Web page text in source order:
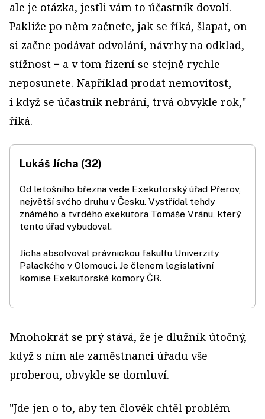
ale je otázka, jestli vám to účastník dovolí.
Pakliže po něm začnete, jak se říká, šlapat, on
si začne podávat odvolání, návrhy na odklad,
stížnost − a v tom řízení se stejně rychle
neposunete. Například prodat nemovitost,
i když se účastník nebrání, trvá obvykle rok,"
říká.
Lukáš Jícha (32)
Od letošního března vede Exekutorský úřad Přerov,
největší svého druhu v Česku. Vystřídal tehdy
známého a tvrdého exekutora Tomáše Vránu, který
tento úřad vybudoval.
Jícha absolvoval právnickou fakultu Univerzity
Palackého v Olomouci. Je členem legislativní
komise Exekutorské komory ČR.
Mnohokrát se prý stává, že je dlužník útočný,
když s ním ale zaměstnanci úřadu vše
proberou, obvykle se domluví.
"Jde jen o to, aby ten člověk chtěl problém